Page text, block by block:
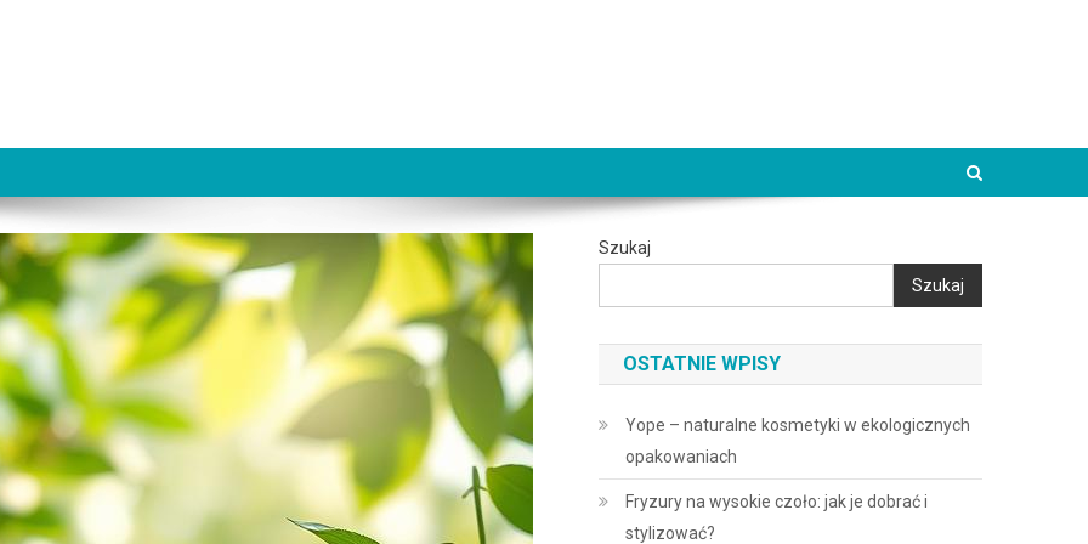
Szukaj
Szukaj
OSTATNIE WPISY
Yope – naturalne kosmetyki w ekologicznych
opakowaniach
Fryzury na wysokie czoło: jak je dobrać i
stylizować?